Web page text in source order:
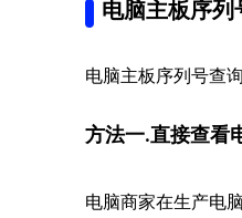
电脑主板序列
电脑主板序列号查
方法一.直接查看
电脑商家在生产电